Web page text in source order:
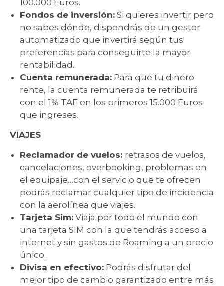
100.000 Euros.
Fondos de inversión: Si quieres invertir pero
no sabes dónde, dispondrás de un gestor
automatizado que invertirá según tus
preferencias para conseguirte la mayor
rentabilidad.
Cuenta remunerada: Para que tu dinero
rente, la cuenta remunerada te retribuirá
con el 1% TAE en los primeros 15.000 Euros
que ingreses.
VIAJES
Reclamador de vuelos: retrasos de vuelos,
cancelaciones, overbooking, problemas en
el equipaje…con el servicio que te ofrecen
podrás reclamar cualquier tipo de incidencia
con la aerolínea que viajes.
Tarjeta Sim: Viaja por todo el mundo con
una tarjeta SIM con la que tendrás acceso a
internet y sin gastos de Roaming a un precio
único.
Divisa en efectivo: Podrás disfrutar del
mejor tipo de cambio garantizado entre más